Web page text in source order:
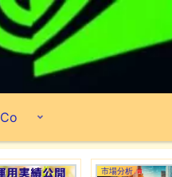
市場分析